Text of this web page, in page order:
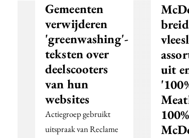
Gemeenten
verwijderen
'greenwashing'-
teksten over
deelscooters
van hun
websites
Actiegroep gebruikt
uitspraak van Reclame
uit
100%